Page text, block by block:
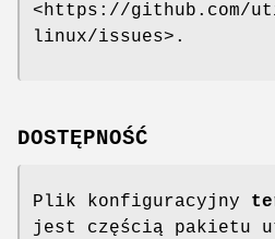
<https://
linux/issues>.
DOSTĘPNOŚĆ
Plik konfiguracyjny
jest częścią pakietu